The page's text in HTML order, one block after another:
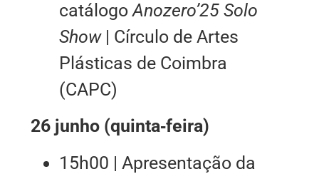
catálogoAnozero’25 Solo
Show| Círculo de Artes
Plásticas de Coimbra
(CAPC)
26 junho (quinta‑feira)
15h00 | Apresentação da